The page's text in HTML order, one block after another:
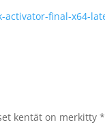
final-x64-
kentät on merkitty*